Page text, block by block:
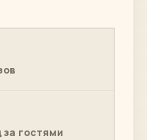
гостями